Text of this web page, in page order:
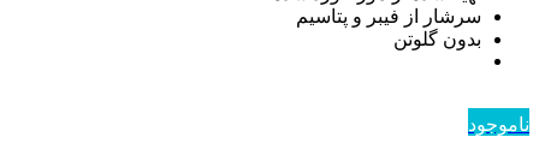
سرشار از فیبر و پتاسیم
بدون گلوتن
ناموجود